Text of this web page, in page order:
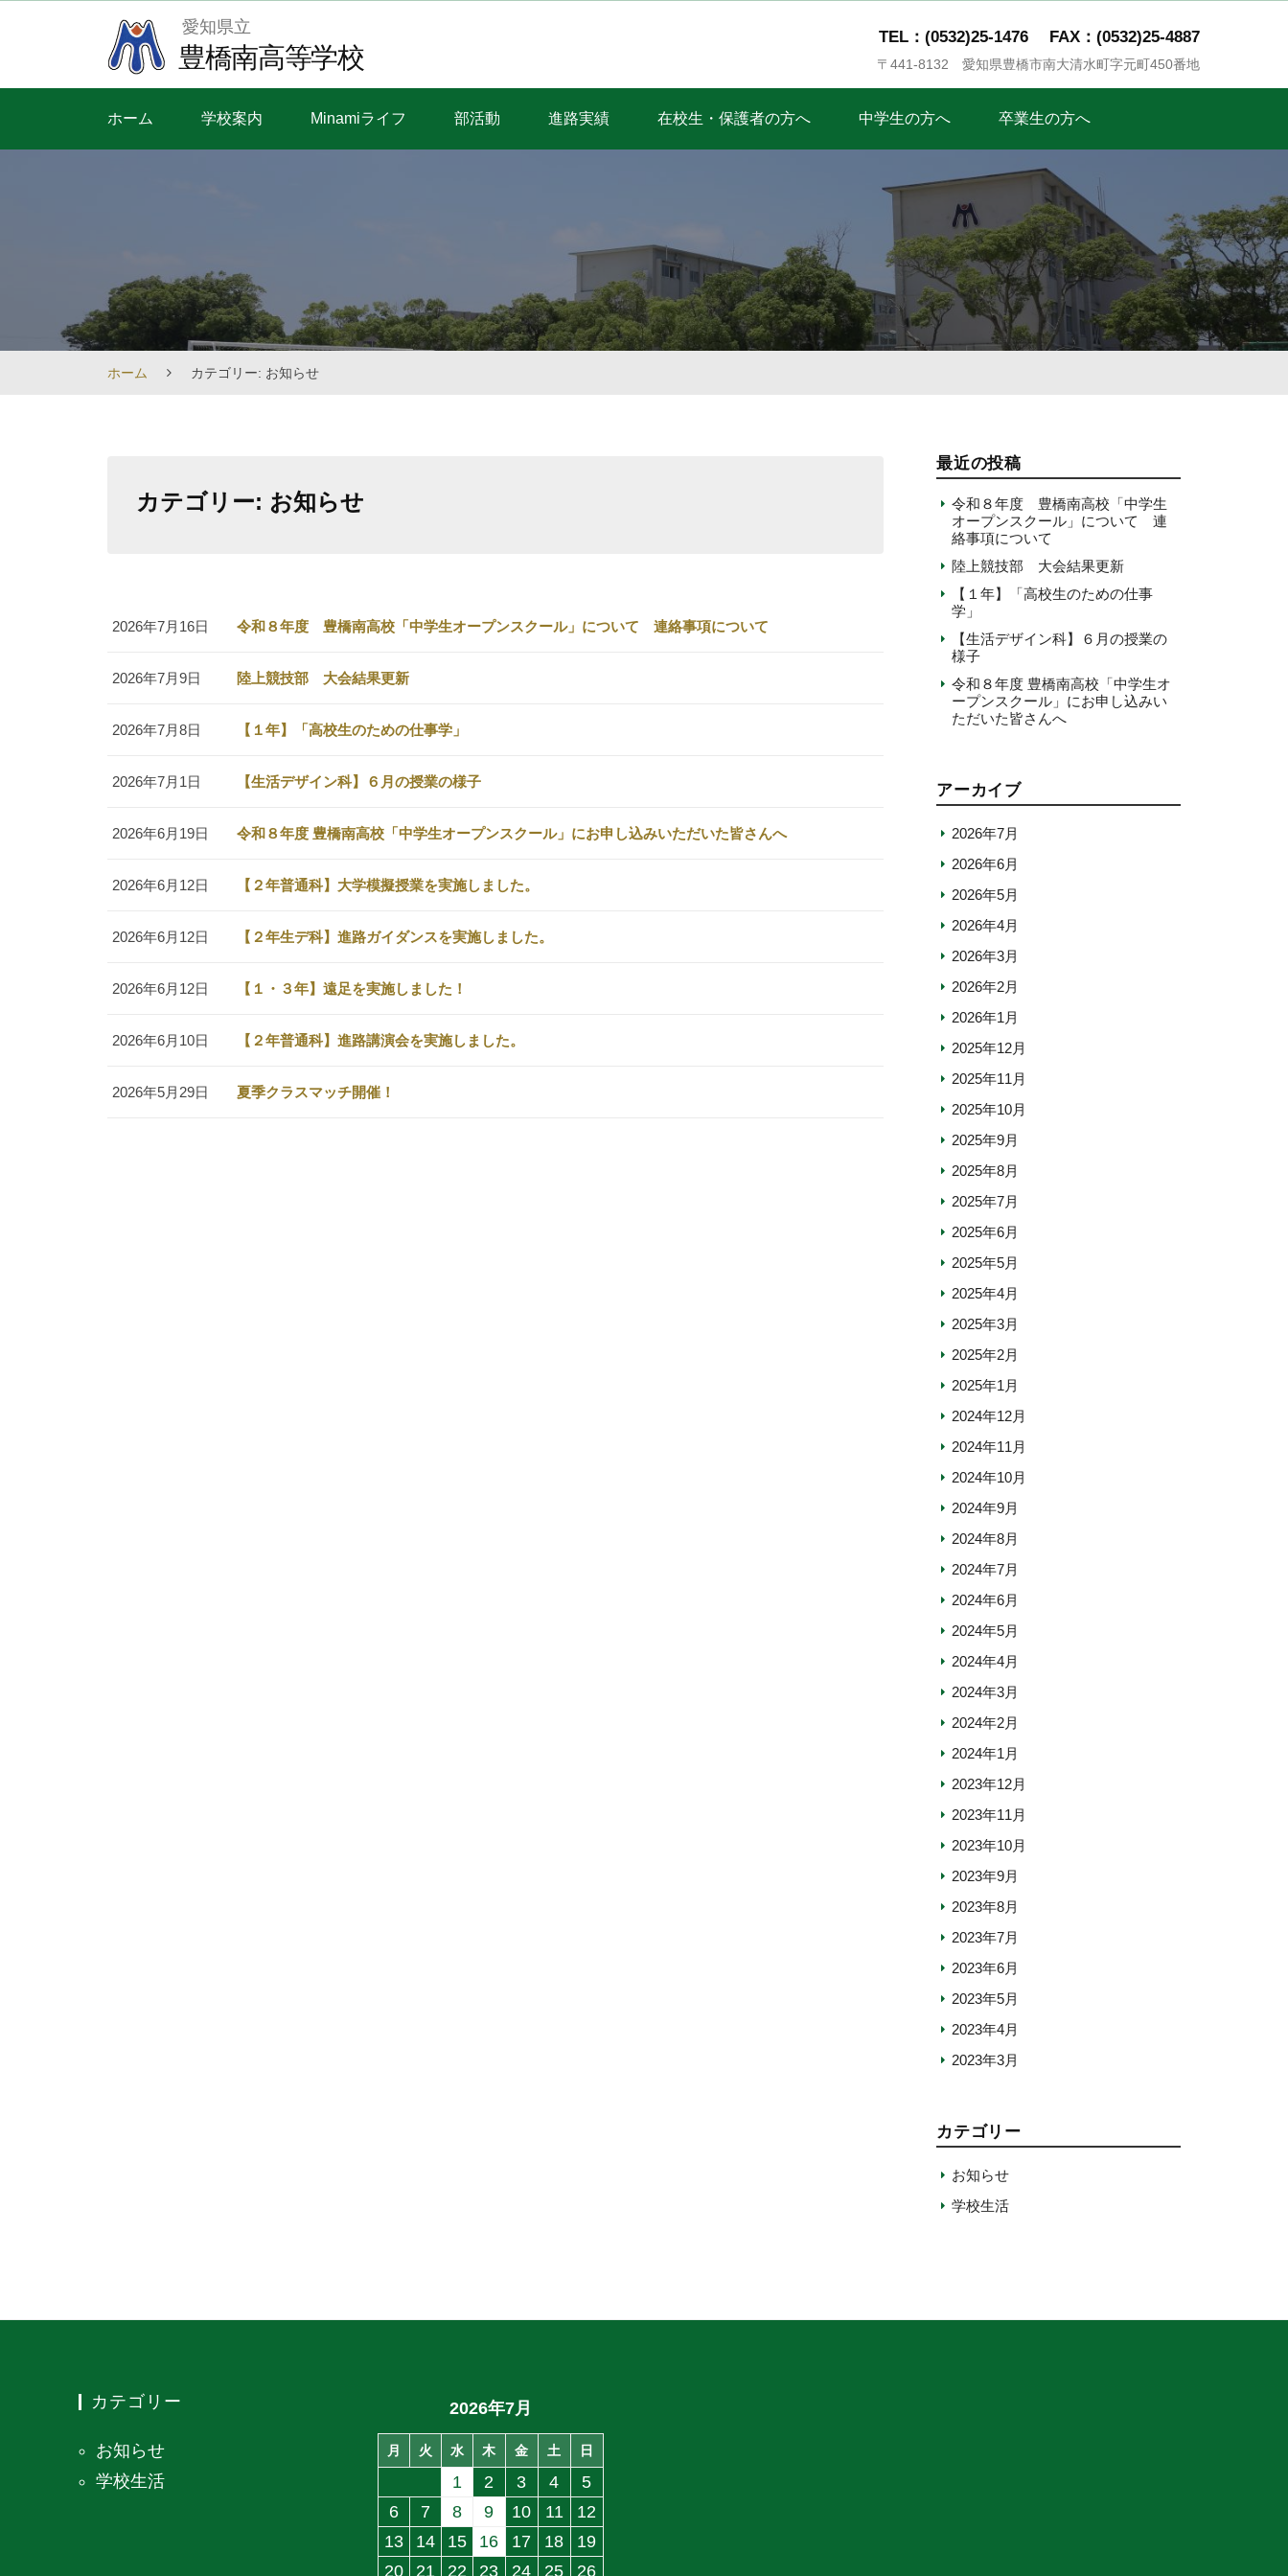
愛知県立
豊橋南高等学校
TEL：(0532)25-1476 FAX：(0532)25-4887
〒441-8132 愛知県豊橋市南大清水町字元町450番地
ホーム 学校案内 Minamiライフ 部活動 進路実績 在校生・保護者の方へ 中学生の方へ 卒業生の方へ
ホーム カテゴリー: お知らせ
カテゴリー: お知らせ
2026年7月16日 令和８年度 豊橋南高校「中学生オープンスクール」について 連絡事項について
2026年7月9日 陸上競技部 大会結果更新
2026年7月8日 【１年】「高校生のための仕事学」
2026年7月1日 【生活デザイン科】６月の授業の様子
2026年6月19日 令和８年度 豊橋南高校「中学生オープンスクール」にお申し込みいただいた皆さんへ
2026年6月12日 【２年普通科】大学模擬授業を実施しました。
2026年6月12日 【２年生デ科】進路ガイダンスを実施しました。
2026年6月12日 【１・３年】遠足を実施しました！
2026年6月10日 【２年普通科】進路講演会を実施しました。
2026年5月29日 夏季クラスマッチ開催！
最近の投稿
令和８年度 豊橋南高校「中学生
オープンスクール」について 連
絡事項について
陸上競技部 大会結果更新
【１年】「高校生のための仕事
学」
【生活デザイン科】６月の授業の
様子
令和８年度 豊橋南高校「中学生オ
ープンスクール」にお申し込みい
ただいた皆さんへ
アーカイブ
2026年7月
2026年6月
2026年5月
2026年4月
2026年3月
2026年2月
2026年1月
2025年12月
2025年11月
2025年10月
2025年9月
2025年8月
2025年7月
2025年6月
2025年5月
2025年4月
2025年3月
2025年2月
2025年1月
2024年12月
2024年11月
2024年10月
2024年9月
2024年8月
2024年7月
2024年6月
2024年5月
2024年4月
2024年3月
2024年2月
2024年1月
2023年12月
2023年11月
2023年10月
2023年9月
2023年8月
2023年7月
2023年6月
2023年5月
2023年4月
2023年3月
カテゴリー
お知らせ
学校生活
カテゴリー
お知らせ
学校生活
2026年7月
月 火 水 木 金 土 日
1 2 3 4
5
6
7 8 9 10 11
12
13
14 15 16 17 18
19
20
21 22 23 24 25 26